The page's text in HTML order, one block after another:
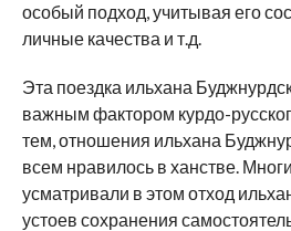
особый подход, учитывая его
личные качества и т.д.
Эта поездка ильхана
важным фактором курдо-
тем, отношения ильхана
всем нравилось в ханстве.
усматривали в этом отход
устоев сохранения